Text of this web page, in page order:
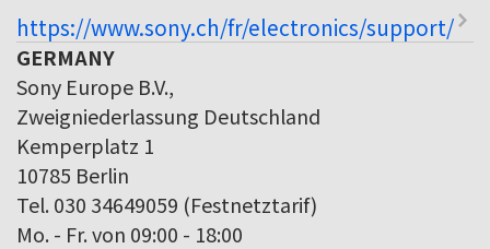
https://www.sony.ch/fr/electronics/support/
GERMANY
Sony Europe B.V.,
Zweigniederlassung Deutschland
Kemperplatz 1
10785 Berlin
Tel. 030 34649059 (Festnetztarif)
Mo. - Fr. von 09:00 - 18:00